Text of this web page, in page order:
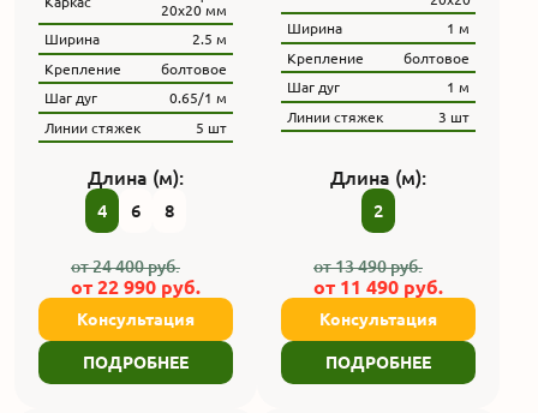
20х20 мм
Ширина
2.5 м
Крепление
болтовое
Шаг дуг
0.65/1 м
Линии стяжек
5 шт
Длина (м):
4 6 8
от24 400руб.
от 22 990 руб.
Консультация
ПОДРОБНЕЕ
Ширина
1 м
Крепление
болтовое
Шаг дуг
1 м
Линии стяжек
3 шт
Длина (м):
2
от13 490руб.
от 11 490 руб.
Консультация
ПОДРОБНЕЕ